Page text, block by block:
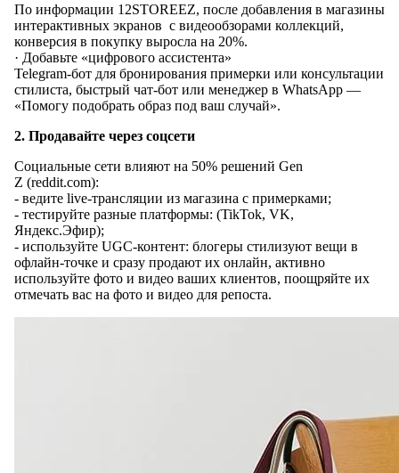
По информации 12STOREEZ, после добавления в магазины
интерактивных экранов с видеообзорами коллекций,
конверсия в покупку выросла на 20%.
· Добавьте «цифрового ассистента»
Telegram-бот для бронирования примерки или консультации
стилиста, быстрый чат-бот или менеджер в WhatsApp —
«Помогу подобрать образ под ваш случай».
2. Продавайте через соцсети
Cоциальные сети влияют на 50% решений Gen
Z (reddit.com):
- ведите live-трансляции из магазина с примерками;
- тестируйте разные платформы: (TikTok, VK,
Яндекс.Эфир);
- используйте UGC-контент: блогеры стилизуют вещи в
офлайн-точке и сразу продают их онлайн, активно
используйте фото и видео ваших клиентов, поощряйте их
отмечать вас на фото и видео для репоста.